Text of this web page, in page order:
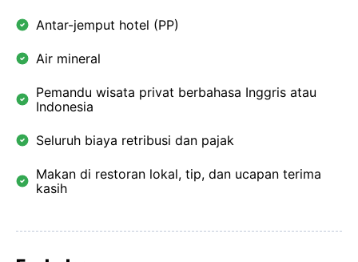
Antar-jemput hotel (PP)
Air mineral
Pemandu wisata privat berbahasa Inggris atau
Indonesia
Seluruh biaya retribusi dan pajak
Makan di restoran lokal, tip, dan ucapan terima
kasih